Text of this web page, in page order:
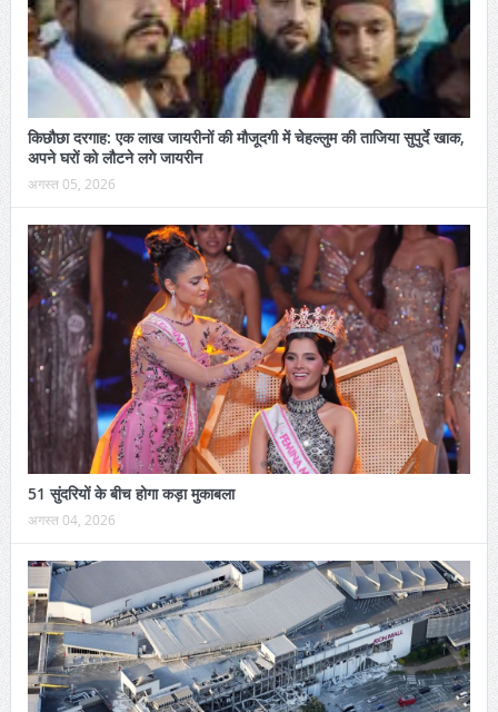
किछौछा दरगाह: एक लाख जायरीनों की मौजूदगी में चेहल्लुम की ताजिया सुपुर्दे खाक,
अपने घरों को लौटने लगे जायरीन
अगस्त 05, 2026
51 सुंदरियों के बीच होगा कड़ा मुकाबला
अगस्त 04, 2026